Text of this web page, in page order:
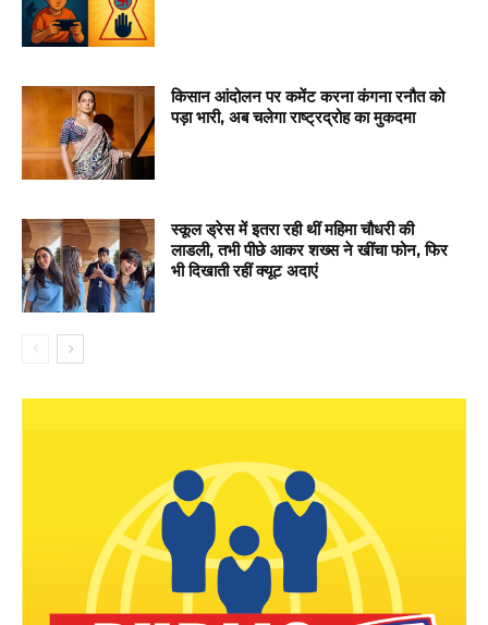
किसान आंदोलन पर कमेंट करना कंगना रनौत को
पड़ा भारी, अब चलेगा राष्ट्रद्रोह का मुकदमा
स्कूल ड्रेस में इतरा रही थीं महिमा चौधरी की
लाडली, तभी पीछे आकर शख्स ने खींचा फोन, फिर
भी दिखाती रहीं क्यूट अदाएं